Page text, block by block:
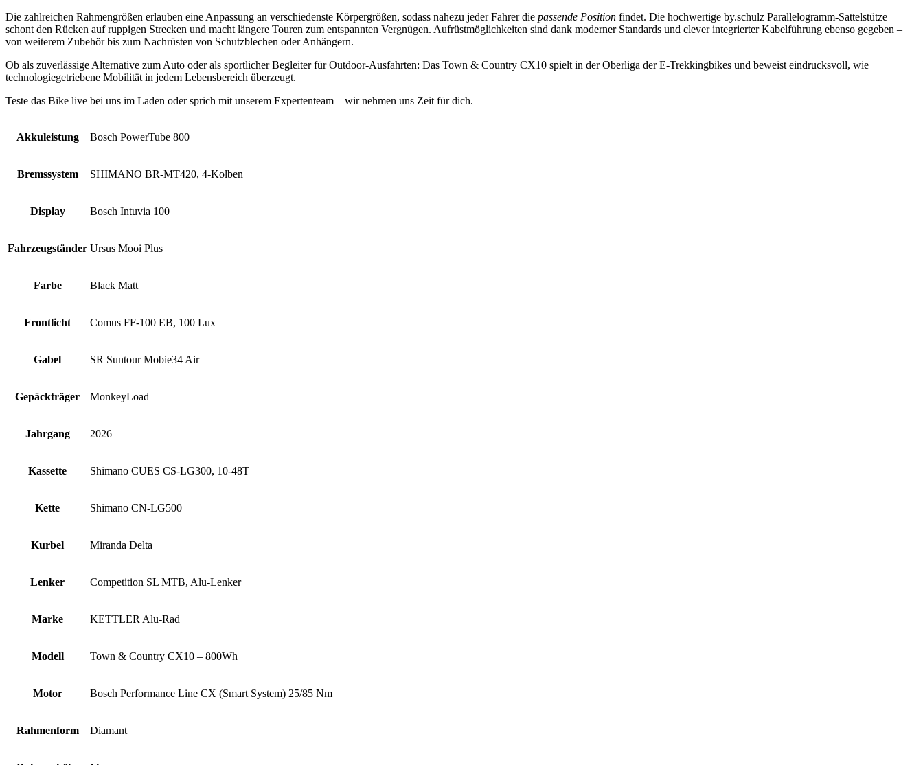
Die zahlreichen Rahmengrößen erlauben eine Anpassung an verschiedenste Körpergrößen, sodass nahezu jeder Fahrer die passende Position findet. Die hochwertige by.schulz Parallelogramm-Sattelstütze
schont den Rücken auf ruppigen Strecken und macht längere Touren zum entspannten Vergnügen. Aufrüstmöglichkeiten sind dank moderner Standards und clever integrierter Kabelführung ebenso gegeben –
von weiterem Zubehör bis zum Nachrüsten von Schutzblechen oder Anhängern.
Ob als zuverlässige Alternative zum Auto oder als sportlicher Begleiter für Outdoor-Ausfahrten: Das Town & Country CX10 spielt in der Oberliga der E-Trekkingbikes und beweist eindrucksvoll, wie
technologiegetriebene Mobilität in jedem Lebensbereich überzeugt.
Teste das Bike live bei uns im Laden oder sprich mit unserem Expertenteam – wir nehmen uns Zeit für dich.
Akkuleistung Bosch PowerTube 800
Bremssystem SHIMANO BR-MT420, 4-Kolben
Display Bosch Intuvia 100
Fahrzeugständer Ursus Mooi Plus
Farbe Black Matt
Frontlicht Comus FF-100 EB, 100 Lux
Gabel SR Suntour Mobie34 Air
Gepäckträger MonkeyLoad
Jahrgang 2026
Kassette Shimano CUES CS-LG300, 10-48T
Kette Shimano CN-LG500
Kurbel Miranda Delta
Lenker Competition SL MTB, Alu-Lenker
Marke KETTLER Alu-Rad
Modell Town & Country CX10 – 800Wh
Motor Bosch Performance Line CX (Smart System) 25/85 Nm
Rahmenform Diamant